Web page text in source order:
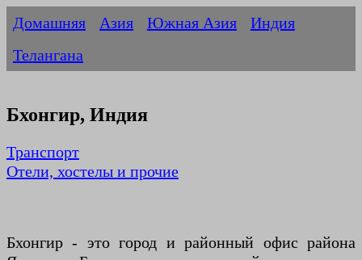
Домашняя Азия Южная Азия
Индия
Телангана
Бхонгир, Индия
Транспорт
Отели, хостелы и прочие
Бхонгир - это город и районный офис района